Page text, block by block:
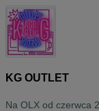
KG OUTLET
Na OLX od czerwca